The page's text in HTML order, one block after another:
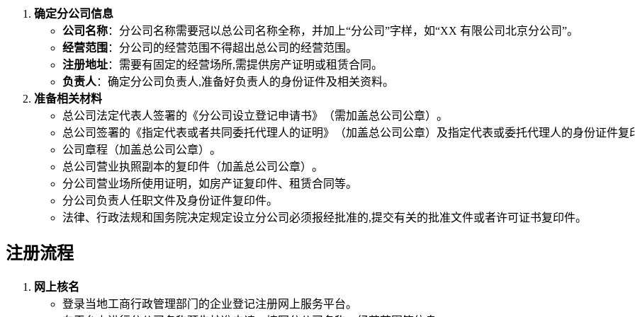
确定分公司信息
公司名称：分公司名称需要冠以总公司名称全称，并加上“分公司”字样，如“XX 有限公司北京分公司”。
经营范围 ：分公司的经营范围不得超出总公司的经营范围。
注册地址：需要有固定的经营场所,需提供房产证明或租赁合同。
负责人 ：确定分公司负责人,准备好负责人的身份证件及相关资料。
准备相关材料
总公司法定代表人签署的《分公司设立登记申请书》（需加盖总公司公章）。
总公司签署的《指定代表或者共同委托代理人的证明》（加盖总公司公章）及指定代表或委托代理人的身份证件复
公司章程（加盖总公司公章）。
总公司营业执照副本的复印件（加盖总公司公章）。
分公司营业场所使用证明，如房产证复印件、租赁合同等。
分公司负责人任职文件及身份证件复印件。
法律、行政法规和国务院决定规定设立分公司必须报经批准的,提交有关的批准文件或者许可证书复印件。
注册流程
网上核名
登录当地工商行政管理部门的企业登记注册网上服务平台。